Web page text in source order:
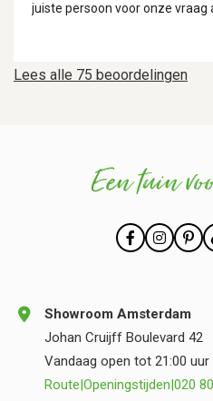
Lees alle 75 beoordelingen
juiste persoon voor onze vraag
Een tuin
Showroom Amsterdam
Johan Cruijff Boulevard 42
Vandaag open tot 21:00 uur
Route|Openingstijden|020